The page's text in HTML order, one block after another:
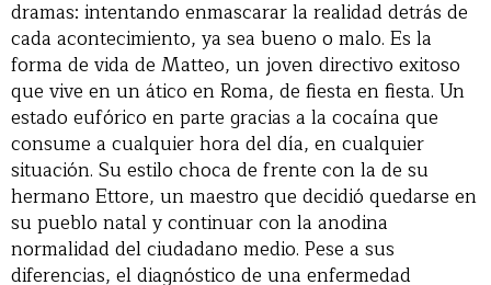
dramas: intentando enmascarar la realidad detrás de
cada acontecimiento, ya sea bueno o malo. Es la
forma de vida de Matteo, un joven directivo exitoso
que vive en un ático en Roma, de fiesta en fiesta. Un
estado eufórico en parte gracias a la cocaína que
consume a cualquier hora del día, en cualquier
situación. Su estilo choca de frente con la de su
hermano Ettore, un maestro que decidió quedarse en
su pueblo natal y continuar con la anodina
normalidad del ciudadano medio. Pese a sus
diferencias, el diagnóstico de una enfermedad